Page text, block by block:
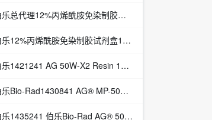
伯乐总代理12%丙烯酰胺免染制胶试剂盒1610185
伯乐12%丙烯酰胺免染制胶试剂盒1610185
伯乐1421241 AG 50W-X2 Resin 100-200, H, 500 g
伯乐Bio-Rad1430841 AG® MP-50交换树脂
伯乐1435241 伯乐Bio-Rad AG® 50W-X2阳离子交换树脂